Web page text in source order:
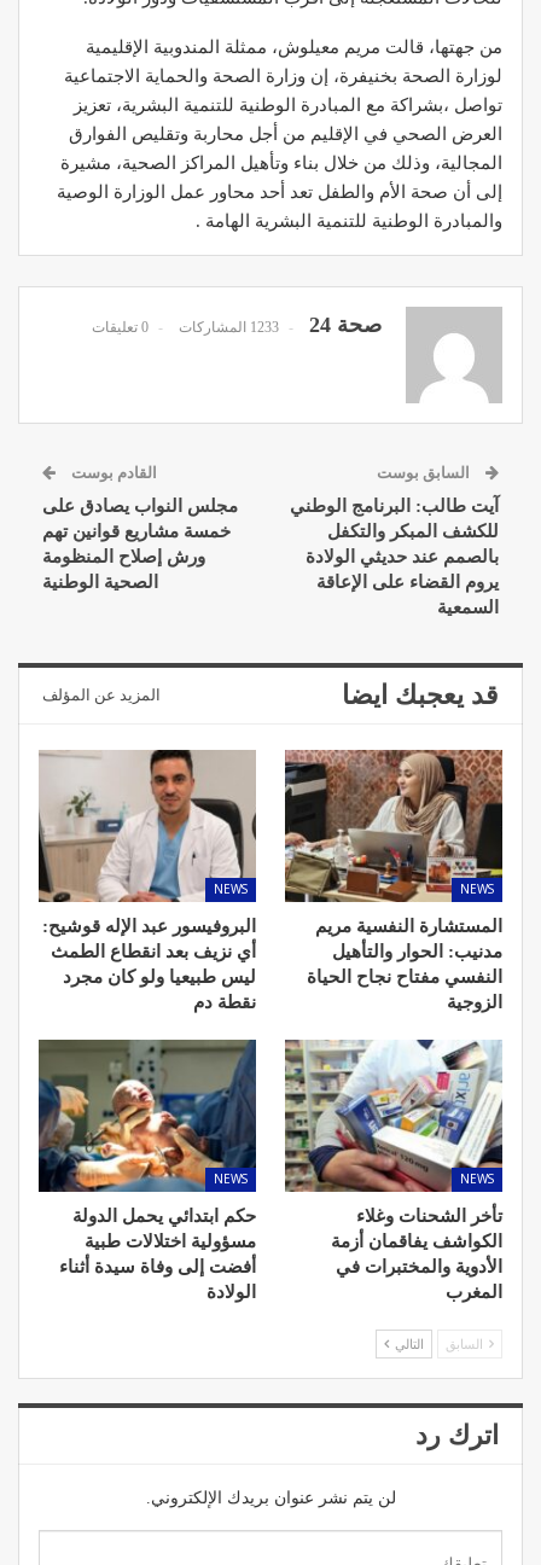
من جهتها، قالت مريم معيلوش، ممثلة المندوبية الإقليمية
لوزارة الصحة بخنيفرة، إن وزارة الصحة والحماية الاجتماعية
تواصل ،بشراكة مع المبادرة الوطنية للتنمية البشرية، تعزيز
العرض الصحي في الإقليم من أجل محاربة وتقليص الفوارق
المجالية، وذلك من خلال بناء وتأهيل المراكز الصحية، مشيرة
إلى أن صحة الأم والطفل تعد أحد محاور عمل الوزارة الوصية
والمبادرة الوطنية للتنمية البشرية الهامة .
صحة 24 1233 المشاركات 0 تعليقات
السابق بوست
آيت طالب: البرنامج الوطني
للكشف المبكر والتكفل
بالصمم عند حديثي الولادة
يروم القضاء على الإعاقة
السمعية
القادم بوست
مجلس النواب يصادق على
خمسة مشاريع قوانين تهم
ورش إصلاح المنظومة
الصحية الوطنية
قد يعجبك ايضا المزيد عن المؤلف
NEWS
المستشارة النفسية مريم
مدنيب: الحوار والتأهيل
النفسي مفتاح نجاح الحياة
الزوجية
NEWS
البروفيسور عبد الإله قوشيح:
أي نزيف بعد انقطاع الطمث
ليس طبيعيا ولو كان مجرد
نقطة دم
NEWS
تأخر الشحنات وغلاء
الكواشف يفاقمان أزمة
الأدوية والمختبرات في
المغرب
NEWS
حكم ابتدائي يحمل الدولة
مسؤولية اختلالات طبية
أفضت إلى وفاة سيدة أثناء
الولادة
السابق التالي
اترك رد
لن يتم نشر عنوان بريدك الإلكتروني.